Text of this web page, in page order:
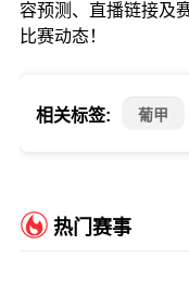
容预测、直播链接及
比赛动态！
相关标签: 葡甲
热门赛事